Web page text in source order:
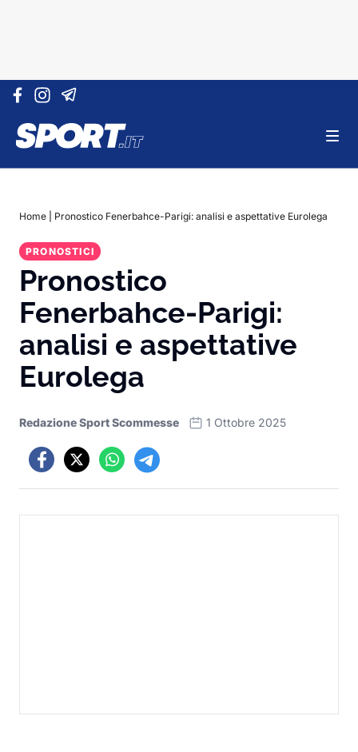
Vai al contenuto
Home Pronostico Fenerbahce-Parigi: analisi e aspettative Eurolega
PRONOSTICI
Pronostico
Fenerbahce-Parigi:
analisi e aspettative
Eurolega
Redazione Sport Scommesse 1 Ottobre 2025